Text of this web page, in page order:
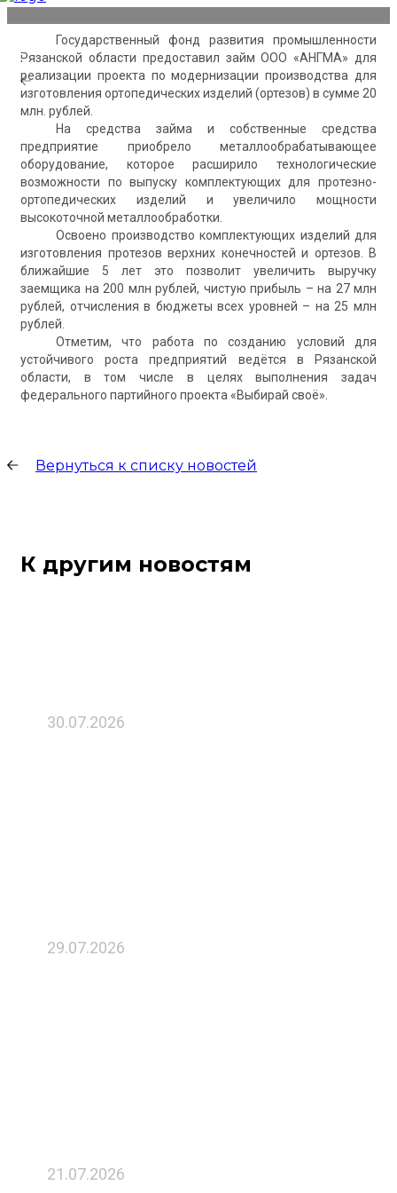
Государственный фонд развития промышленности
Рязанской области предоставил займ ООО «АНГМА» для
реализации проекта по модернизации производства для
изготовления ортопедических изделий (ортезов) в сумме 20
млн. рублей.
На средства займа и собственные средства
предприятие приобрело металлообрабатывающее
оборудование, которое расширило технологические
возможности по выпуску комплектующих для протезно-
ортопедических изделий и увеличило мощности
высокоточной металлообработки.
Освоено производство комплектующих изделий для
изготовления протезов верхних конечностей и ортезов. В
ближайшие 5 лет это позволит увеличить выручку
заемщика на 200 млн рублей, чистую прибыль – на 27 млн
рублей, отчисления в бюджеты всех уровней – на 25 млн
рублей.
Отметим, что работа по созданию условий для
устойчивого роста предприятий ведётся в Рязанской
области, в том числе в целях выполнения задач
федерального партийного проекта «Выбирай своё».
Вернуться к списку новостей
К другим новостям
30.07.2026
29.07.2026
21.07.2026